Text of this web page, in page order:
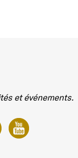
et événements.